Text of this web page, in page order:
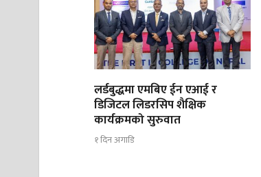
लर्डबुद्धमा एमबिए ईन एआई र
डिजिटल लिडरसिप शैक्षिक
कार्यक्रमको सुरुवात
१ दिन अगाडि